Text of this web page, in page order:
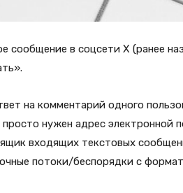
сообщение в соцсети X (ранее
на комментарий одного
нужен адрес электронной
входящих текстовых
потоки/беспорядки с